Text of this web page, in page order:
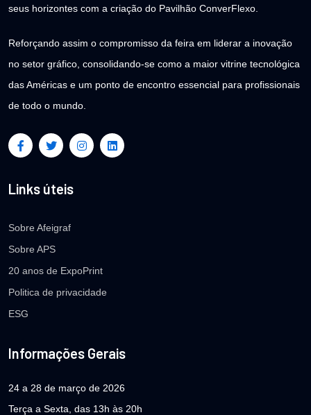
seus horizontes com a criação do Pavilhão ConverFlexo.
Reforçando assim o compromisso da feira em liderar a inovação
no setor gráfico, consolidando-se como a maior vitrine tecnológica
das Américas e um ponto de encontro essencial para profissionais
de todo o mundo.
Links úteis
Sobre Afeigraf
Sobre APS
20 anos de ExpoPrint
Politica de privacidade
ESG
Informações Gerais
24 a 28 de março de 2026
Terça a Sexta, das 13h às 20h